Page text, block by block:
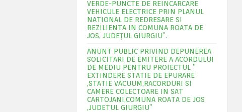
VERDE-PUNCTE DE REINCARCARE
VEHICULE ELECTRICE PRIN PLANUL
NATIONAL DE REDRESARE SI
REZILIENTA IN COMUNA ROATA DE
JOS, JUDEŢUL GIURGIU”.
ANUNT PUBLIC PRIVIND DEPUNEREA
SOLICITARI DE EMITERE A ACORDULUI
DE MEDIU PENTRU PROIECTUL ”
EXTINDERE STATIE DE EPURARE
,STATIE VACUUM,RACORDURI SI
CAMERE COLECTOARE IN SAT
CARTOJANI,COMUNA ROATA DE JOS
,JUDETUL GIURGIU”